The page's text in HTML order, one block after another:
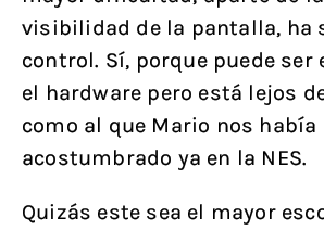
visibilidad de la pantalla, ha
control. Sí, porque puede ser
el hardware pero está lejos
como al que Mario nos había
acostumbrado ya en la NES.
Quizás este sea el mayor